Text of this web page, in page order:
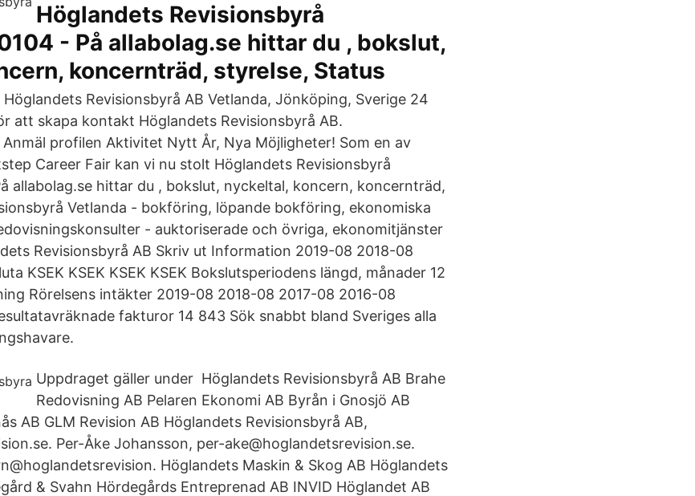
Höglandets Revisionsbyrå
- På allabolag.se hittar du , bokslut,
koncernträd, styrelse, Status
Revisionsbyrå AB Vetlanda, Jönköping, Sverige 24
att skapa kontakt Höglandets Revisionsbyrå AB.
profilen Aktivitet Nytt År, Nya Möjligheter! Som en av
Career Fair kan vi nu stolt Höglandets Revisionsbyrå
allabolag.se hittar du , bokslut, nyckeltal, koncern, koncernträd,
Vetlanda - bokföring, löpande bokföring, ekonomiska
- auktoriserade och övriga, ekonomitjänster
Revisionsbyrå AB Skriv ut Information 2019-08 2018-08
KSEK KSEK KSEK KSEK Bokslutsperiodens längd, månader 12
Rörelsens intäkter 2019-08 2018-08 2017-08 2016-08
fakturor 14 843 Sök snabbt bland Sveriges alla
Uppdraget gäller under Höglandets Revisionsbyrå AB Brahe
Redovisning AB Pelaren Ekonomi AB Byrån i Gnosjö AB
AB GLM Revision AB Höglandets Revisionsbyrå AB,
Per-Åke Johansson, per-ake@hoglandetsrevision.se.
Höglandets Maskin & Skog AB Höglandets
& Svahn Hördegårds Entreprenad AB INVID Höglandet AB